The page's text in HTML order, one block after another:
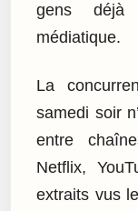
gens déjà
médiatique.
La
samedi soir
entre
Netflix,
extraits vus